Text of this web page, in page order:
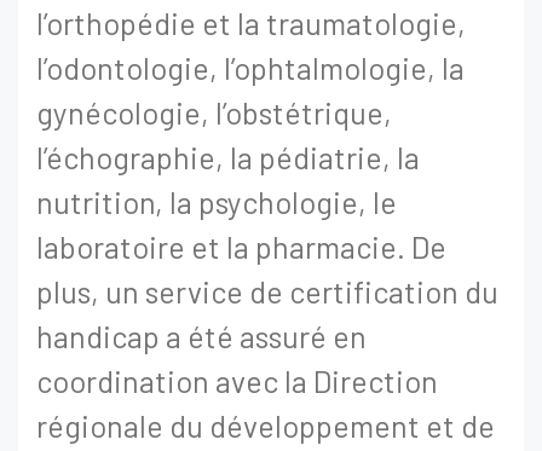
l’orthopédie et la traumatologie,
l’odontologie, l’ophtalmologie, la
gynécologie, l’obstétrique,
l’échographie, la pédiatrie, la
nutrition, la psychologie, le
laboratoire et la pharmacie. De
plus, un service de certification du
handicap a été assuré en
coordination avec la Direction
régionale du développement et de